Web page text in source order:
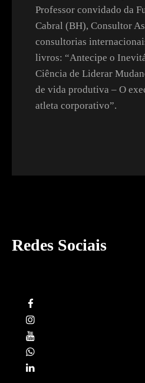
Professor convidado da
Cabral (BH), Consultor
consultorias
livros: “Antecipe o
Ciência de Liderar
de vida produtiva – O
atleta corporativo”.
Redes Sociais